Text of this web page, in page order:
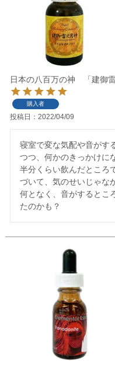
日本の八百万の神 「建御
購入者
投稿日 2022/04/09
寝室で変な気配や音がす
つつ、何かのきっかけに
半分くらい飲んだところ
づいて、気のせいじゃな
何となく、音がするとこ
たのかも？